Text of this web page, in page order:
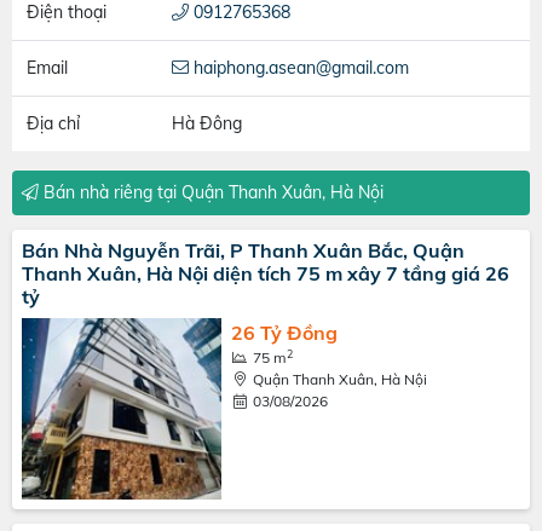
Điện thoại 0912765368
Email haiphong.asean@gmail.com
Địa chỉ Hà Đông
Bán nhà riêng tại Quận Thanh Xuân, Hà Nội
Bán Nhà Nguyễn Trãi, P Thanh Xuân Bắc, Quận
Thanh Xuân, Hà Nội diện tích 75 m xây 7 tầng giá 26
tỷ
26 Tỷ Đồng
75 m2
Quận Thanh Xuân, Hà Nội
03/08/2026